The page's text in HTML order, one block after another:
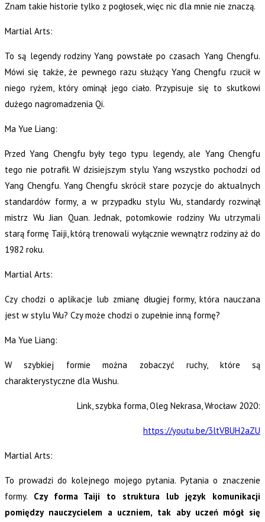
Znam takie historie tylko z pogłosek, więc nic dla mnie nie znaczą.
Martial Arts:
To są legendy rodziny Yang powstałe po czasach Yang Chengfu.
Mówi się także, że pewnego razu służący Yang Chengfu rzucił w
niego ryżem, który ominął jego ciało. Przypisuje się to skutkowi
dużego nagromadzenia Qi.
Ma Yue Liang:
Przed Yang Chengfu były tego typu legendy, ale Yang Chengfu
tego nie potrafił. W dzisiejszym stylu Yang wszystko pochodzi od
Yang Chengfu. Yang Chengfu skrócił stare pozycje do aktualnych
standardów formy, a w przypadku stylu Wu, standardy rozwinął
mistrz Wu Jian Quan. Jednak, potomkowie rodziny Wu utrzymali
starą formę Taiji, którą trenowali wyłącznie wewnątrz rodziny aż do
1982 roku.
Martial Arts:
Czy chodzi o aplikacje lub zmianę długiej formy, która nauczana
jest w stylu Wu? Czy może chodzi o zupełnie inną formę?
Ma Yue Liang:
W szybkiej formie można zobaczyć ruchy, które są
charakterystyczne dla Wushu.
Link, szybka forma, Oleg Nekrasa, Wrocław 2020:
https://youtu.be/3ltVBUH2aZU
Martial Arts:
To prowadzi do kolejnego mojego pytania. Pytania o znaczenie
formy. Czy forma Taiji to struktura lub język komunikacji
pomiędzy nauczycielem a uczniem, tak aby uczeń mógł się